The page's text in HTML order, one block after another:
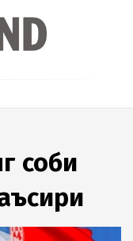
собиқ